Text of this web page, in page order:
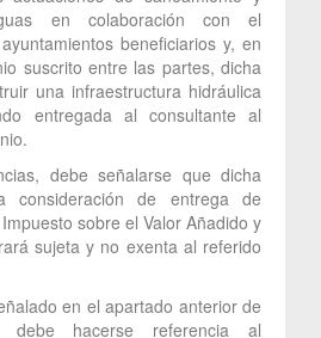
en colaboración con el
beneficiarios y, en
suscrito entre las partes, dicha
una infraestructura hidráulica
entregada al consultante al
debe señalarse que dicha
consideración de entrega de
sobre el Valor Añadido y
sujeta y no exenta al referido
en el apartado anterior de
debe hacerse referencia al